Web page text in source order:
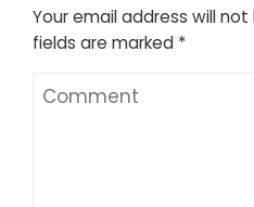
Your email address will not
fields are marked *